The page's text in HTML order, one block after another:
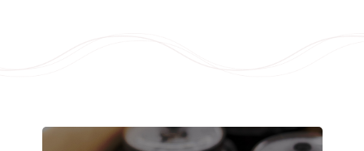
各種ダウンロード